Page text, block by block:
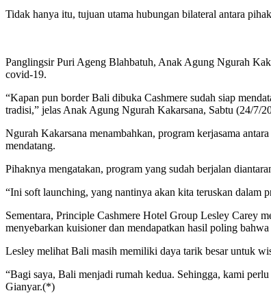
Tidak hanya itu, tujuan utama hubungan bilateral antara
Panglingsir Puri Ageng Blahbatuh, Anak Agung Ngurah
covid-19.
“Kapan pun border Bali dibuka Cashmere sudah siap
tradisi,” jelas Anak Agung Ngurah Kakarsana, Sabtu (24/7/
Ngurah Kakarsana menambahkan, program kerjasama
mendatang.
Pihaknya mengatakan, program yang sudah berjalan
“Ini soft launching, yang nantinya akan kita teruskan dalam
Sementara, Principle Cashmere Hotel Group Lesley Carey
menyebarkan kuisioner dan mendapatkan hasil poling
Lesley melihat Bali masih memiliki daya tarik besar untuk
“Bagi saya, Bali menjadi rumah kedua. Sehingga, kami
Gianyar.(*)